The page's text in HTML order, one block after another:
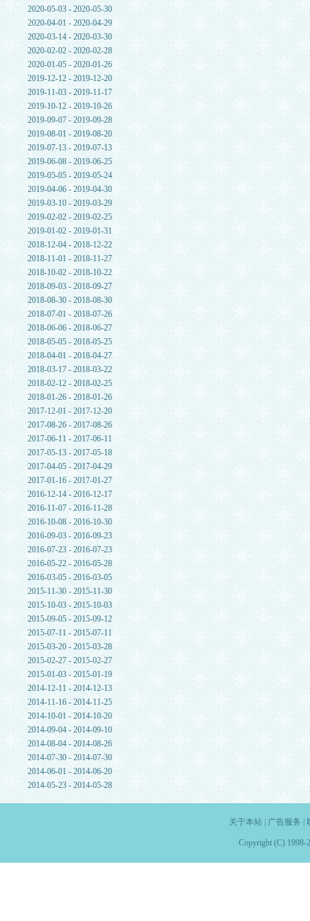
2020-05-03 - 2020-05-30
2020-04-01 - 2020-04-29
2020-03-14 - 2020-03-30
2020-02-02 - 2020-02-28
2020-01-05 - 2020-01-26
2019-12-12 - 2019-12-20
2019-11-03 - 2019-11-17
2019-10-12 - 2019-10-26
2019-09-07 - 2019-09-28
2019-08-01 - 2019-08-20
2019-07-13 - 2019-07-13
2019-06-08 - 2019-06-25
2019-05-05 - 2019-05-24
2019-04-06 - 2019-04-30
2019-03-10 - 2019-03-29
2019-02-02 - 2019-02-25
2019-01-02 - 2019-01-31
2018-12-04 - 2018-12-22
2018-11-01 - 2018-11-27
2018-10-02 - 2018-10-22
2018-09-03 - 2018-09-27
2018-08-30 - 2018-08-30
2018-07-01 - 2018-07-26
2018-06-06 - 2018-06-27
2018-05-05 - 2018-05-25
2018-04-01 - 2018-04-27
2018-03-17 - 2018-03-22
2018-02-12 - 2018-02-25
2018-01-26 - 2018-01-26
2017-12-01 - 2017-12-20
2017-08-26 - 2017-08-26
2017-06-11 - 2017-06-11
2017-05-13 - 2017-05-18
2017-04-05 - 2017-04-29
2017-01-16 - 2017-01-27
2016-12-14 - 2016-12-17
2016-11-07 - 2016-11-28
2016-10-08 - 2016-10-30
2016-09-03 - 2016-09-23
2016-07-23 - 2016-07-23
2016-05-22 - 2016-05-28
2016-03-05 - 2016-03-05
2015-11-30 - 2015-11-30
2015-10-03 - 2015-10-03
2015-09-05 - 2015-09-12
2015-07-11 - 2015-07-11
2015-03-20 - 2015-03-28
2015-02-27 - 2015-02-27
2015-01-03 - 2015-01-19
2014-12-11 - 2014-12-13
2014-11-16 - 2014-11-25
2014-10-01 - 2014-10-20
2014-09-04 - 2014-09-10
2014-08-04 - 2014-08-26
2014-07-30 - 2014-07-30
2014-06-01 - 2014-06-20
2014-05-23 - 2014-05-28
关于本站| 广告服务
Copyright (C) 1998-